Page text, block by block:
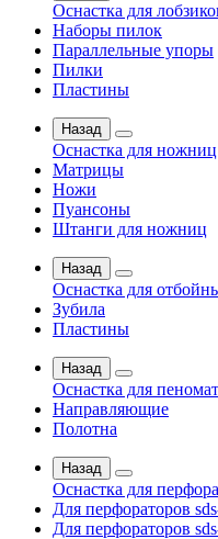
Оснастка для
Наборы пилок
Параллельные упоры
Пилки
Пластины
Назад
Оснастка для ножниц
Матрицы
Ножи
Пуансоны
Штанги для ножниц
Назад
Оснастка для
Зубила
Пластины
Назад
Оснастка для
Направляющие
Полотна
Назад
Оснастка для
Для перфораторов
Для перфораторов